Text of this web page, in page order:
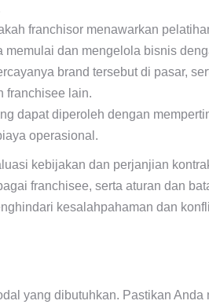
franchisor menawarkan
dan mengelola bisnis
brand tersebut di pasar,
franchisee lain.
dapat diperoleh dengan
operasional.
kebijakan dan perjanjian
franchisee, serta aturan dan
kesalahpahaman dan
yang dibutuhkan. Pastikan Anda